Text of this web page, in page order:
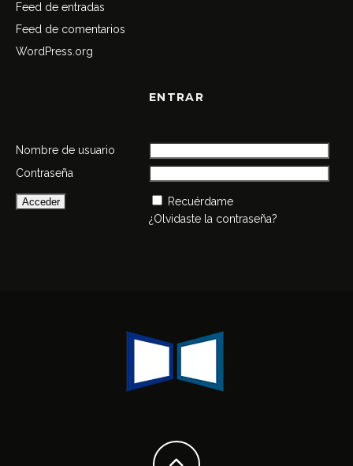
Feed de entradas
Feed de comentarios
WordPress.org
ENTRAR
Nombre de usuario
Contraseña
Recuérdame
¿Olvidaste la contraseña?